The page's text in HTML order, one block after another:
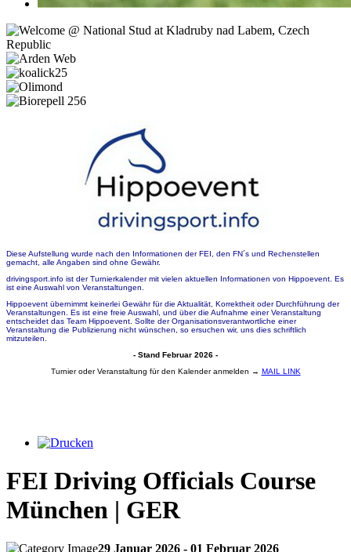
Diese Aufstellung wurde nach den Informationen der FEI, den FN´s und Rechenstellen
gemacht, alle Angaben sind ohne Gewähr.
drivingsport.info ist der Turnierkalender mit vielen aktuellen Informationen von Hippoevent. Es
ist eine Auswahl von Veranstaltungen.
Hippoevent übernimmt keinerlei Gewähr für die Aktualität, Korrektheit oder Durchführung der
Veranstaltungen. Es ist eine freie Auswahl, und über die Aufnahme einer Veranstaltung
entscheidet das Team Hippoevent. Sollte der Organisationsverantwortliche einer
Veranstaltung die Publizierung nicht wünschen, so ersuchen wir, uns dies schriftlich
mitzuteilen.
- Stand Februar 2026 -
Turnier oder Veranstaltung für den Kalender anmelden → MAIL LINK
FEI Driving Officials Course
München | GER
29 Januar 2026 - 01 Februar 2026